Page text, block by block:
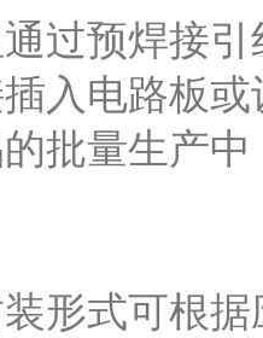
过预焊接
入电路板
批量生产
形式可根